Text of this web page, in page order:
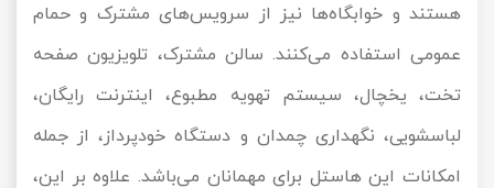
هستند و خوابگاه‌ها نیز از سرویس‌های مشترک و حمام
عمومی استفاده می‌کنند. سالن مشترک، تلویزیون صفحه
تخت، یخچال، سیستم تهویه مطبوع، اینترنت رایگان،
لباسشویی، نگهداری چمدان و دستگاه خودپرداز، از جمله
امکانات این هاستل برای مهمانان می‌باشد. علاوه بر این،